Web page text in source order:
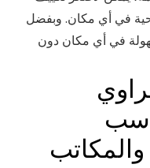
في أي مكان. وبفضل
في أي مكان دون